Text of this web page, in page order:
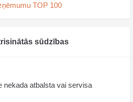
TOP 100
sūdzības
nekada atbalsta vai servisa